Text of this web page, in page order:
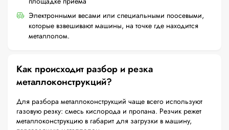
Электронными весами или специальными поосевыми,
которые взвешивают машины, на точке где находится
металлолом.
Как происходит разбор и резка
металлоконструкций?
Для разбора металлоконструкций чаще всего используют
газовую резку: смесь кислорода и пропана. Резчик режет
металлоконструкцию в габарит для загрузки в машину,